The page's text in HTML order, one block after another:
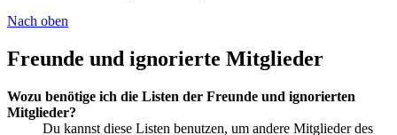
Nach oben
Freunde und ignorierte Mitglieder
Wozu benötige ich die Listen der Freunde und ignorierten
Mitglieder?
Du kannst diese Listen benutzen, um andere Mitglieder des